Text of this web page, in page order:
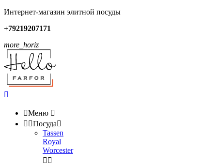
Интернет-магазин элитной посуды
+79219207171
more_horiz

Меню 
 Посуда
Tassen
Royal
Worcester
 